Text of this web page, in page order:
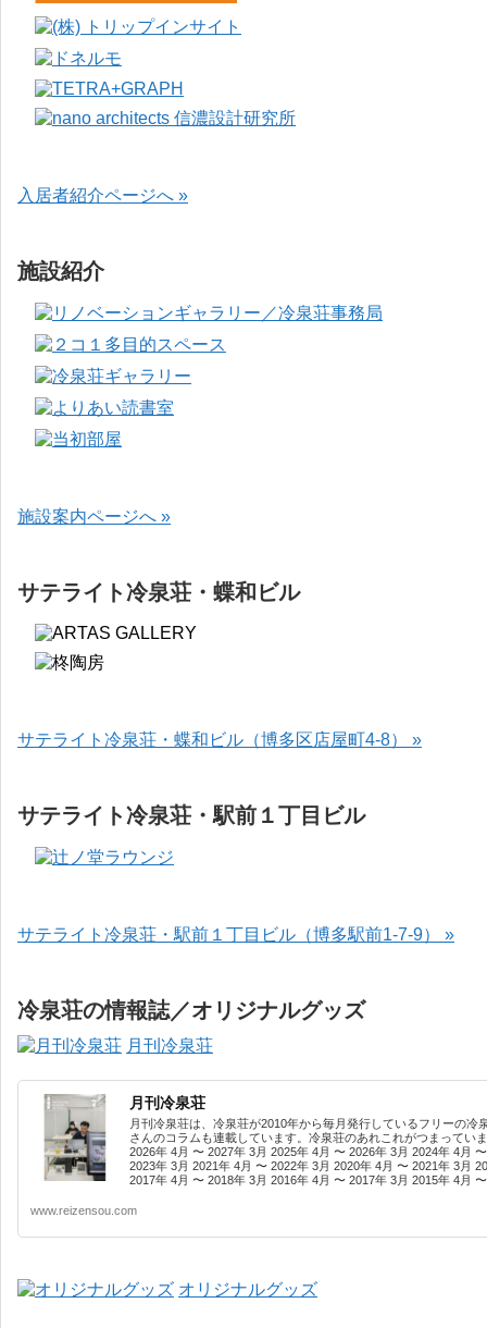
入居者紹介ページへ »
施設紹介
施設案内ページへ »
サテライト冷泉荘・蝶和ビル
サテライト冷泉荘・蝶和ビル（博多区店屋町4-8） »
サテライト冷泉荘・駅前１丁目ビル
サテライト冷泉荘・駅前１丁目ビル（博多駅前1-7-9） »
冷泉荘の情報誌／オリジナルグッズ
月刊冷泉荘
月刊冷泉荘
月刊冷泉荘は、冷泉荘が2010年から毎月発行しているフリーの
さんのコラムも連載しています。冷泉荘のあれこれがつまってい
2026年 4月 〜 2027年 3月 2025年 4月 〜 2026年 3月 2024年 4月
2023年 3月 2021年 4月 〜 2022年 3月 2020年 4月 〜 2021年 3月
2017年 4月 〜 2018年 3月 2016年 4月 〜 2017年 3月 2015年 4月
www.reizensou.com
オリジナルグッズ